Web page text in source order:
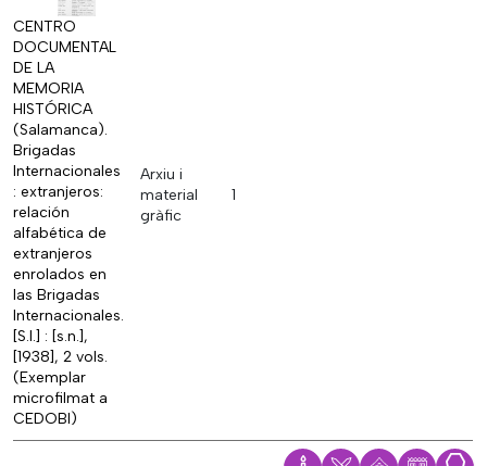
CENTRO
DOCUMENTAL
DE LA
MEMORIA
HISTÓRICA
(Salamanca).
Brigadas
Internacionales
: extranjeros:
relación
alfabética de
extranjeros
enrolados en
las Brigadas
Internacionales.
[S.l.] : [s.n.],
[1938], 2 vols.
(Exemplar
microfilmat a
CEDOBI)
Arxiu i
material
gràfic
1